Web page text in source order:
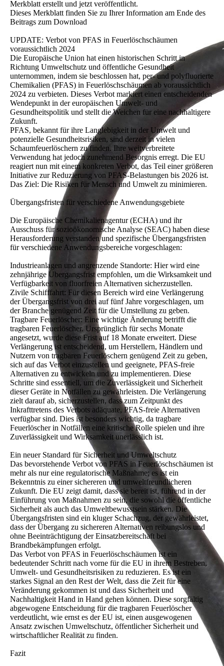
Merkblatt erstellt und jetzt veröffentlicht.
Dieses Merkblatt finden Sie zu Ihrer Information am Ende des
Beitrags zum Download
UPDATE: Verbot von PFAS in Feuerlöschschäumen
voraussichtlich 2024
Die Europäische Union hat einen historischen Schritt in
Richtung Umweltschutz und öffentliche Gesundheit
unternommen, indem sie beschlossen hat, per- und polyfluorierte
Chemikalien (PFAS) in Feuerlöschschäumen ab voraussichtlich
2024 zu verbieten. Dieses Verbot markiert einen entscheidenden
Wendepunkt in der europäischen Umwelt- und
Gesundheitspolitik und stellt die Weichen für eine nachhaltigere
Zukunft.
PFAS, bekannt für ihre Langlebigkeit in der Umwelt und
potenzielle Gesundheitsrisiken, sind derzeit in vielen
Schaumfeuerlöschern zu finden. Ihre weitverbreitete
Verwendung hat jedoch zunehmend Besorgnis erregt. Die EU
reagiert nun mit einem konkreten Verbot, das Teil einer größeren
Initiative zur Reduzierung von PFAS-Belastungen bis 2026 ist.
Das Ziel: Die Risiken für Mensch und Umwelt zu minimieren.
Übergangsfristen für verschiedene Anwendungsgebiete
Die Europäische Chemikalienagentur (ECHA) und ihr
Ausschuss für sozioökonomische Analyse (SEAC) haben diese
Herausforderung verstanden und spezifische Übergangsfristen
für verschiedene Anwendungsbereiche vorgeschlagen:
Industrieanlagen und angrenzende Standorte: Hier wird eine
zehnjährige Übergangsfrist empfohlen, um die Wirksamkeit und
Verfügbarkeit von fluorfreien Alternativen sicherzustellen.
Zivile Schifffahrt: Für diesen Bereich wird eine Verlängerung
der Übergangsfrist von drei auf fünf Jahre vorgeschlagen, um
der Branche genügend Zeit für die Umstellung zu geben.
Tragbare Feuerlöscher: Eine wichtige Änderung betrifft die
tragbaren Feuerlöscher. Ursprünglich für sechs Monate
angesetzt, wurde diese Frist auf 18 Monate erweitert. Diese
Verlängerung ist entscheidend, um Herstellern, Händlern und
Nutzern von tragbaren Feuerlöschern genügend Zeit zu geben,
sich auf das Verbot einzustellen und geeignete, PFAS-freie
Alternativen zu entwickeln und zu implementieren. Diese
Schritte sind essentiell, um die Zuverlässigkeit und Sicherheit
dieser Geräte in Notfällen zu gewährleisten. Die Verlängerung
zielt darauf ab, sicherzustellen, dass zum Zeitpunkt des
Inkrafttretens des Verbots adäquate, PFAS-freie Alternativen
verfügbar sind. Dies ist besonders wichtig, da tragbare
Feuerlöscher in Notfällen eine kritische Rolle spielen und ihre
Zuverlässigkeit und Wirksamkeit unerlässlich ist.
Ein neuer Standard für Sicherheit und Umweltschutz
Das bevorstehende Verbot von PFAS in Feuerlöschschäumen ist
mehr als nur eine regulatorische Maßnahme; es ist ein
Bekenntnis zu einer sichereren und umweltfreundlicheren
Zukunft. Die EU zeigt damit, dass sie bereit ist, führend in der
Einführung von Maßnahmen zu sein, die sowohl die öffentliche
Sicherheit als auch das Umweltbewusstsein stärken. Die
Übergangsfristen sind ein kluger Schachzug, der gewährleistet,
dass der Übergang zu sichereren Alternativen reibungslos und
ohne Beeinträchtigung der Einsatzbereitschaft bei
Brandbekämpfungen erfolgt.
Das Verbot von PFAS in Feuerlöschschäumen ist ein
bedeutender Schritt nach vorne für die EU in ihrem Bestreben,
Umwelt- und Gesundheitsrisiken zu reduzieren. Es ist ein
starkes Signal an den Rest der Welt, dass die Zeit für eine
Veränderung gekommen ist und dass Sicherheit und
Nachhaltigkeit Hand in Hand gehen können. Diese sorgfältig
abgewogene Entscheidung für die tragbaren Feuerlöscher
verdeutlicht, wie ernst es der EU ist, einen ausgewogenen
Ansatz zwischen Umweltschutz, öffentlicher Sicherheit und
wirtschaftlicher Realität zu finden.
Fazit